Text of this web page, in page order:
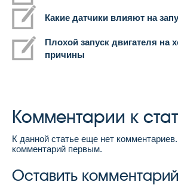
Какие датчики влияют на
Плохой запуск двигателя на
причины
Комментарии к
К данной статье еще нет
комментарий первым.
Оставить комментарий